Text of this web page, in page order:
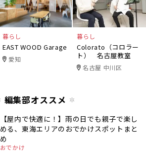
暮らし
EAST WOOD Garage
愛知
暮らし
Colorato（コロラー
ト） 名古屋教室
名古屋 中川区
編集部オススメ
【屋内で快適に！】雨の日でも親子で楽し
める、東海エリアのおでかけスポットまと
め
おでかけ